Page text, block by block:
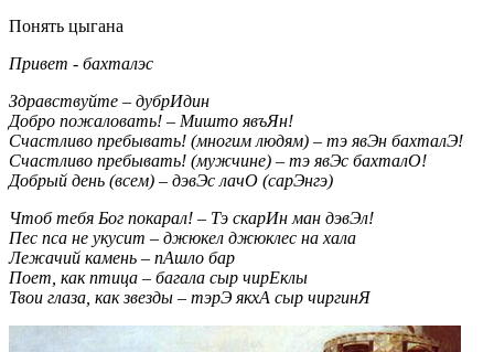
Понять цыгана
Привет - бахталэс
Здравствуйте – дубрИдин
Добро пожаловать! – Мишто явъЯн!
Счастливо пребывать! (многим людям) – тэ явЭн бахталЭ!
Счастливо пребывать! (мужчине) – тэ явЭс бахталО!
Добрый день (всем) – дэвЭс лачО (сарЭнгэ)
Чтоб тебя Бог покарал! – Тэ скарИн ман дэвЭл!
Пес пса не укусит – джюкел джюклес на хала
Лежачий камень – пАшло бар
Поет, как птица – багала сыр чирЕклы
Твои глаза, как звезды – тэрЭ якхА сыр чиргинЯ